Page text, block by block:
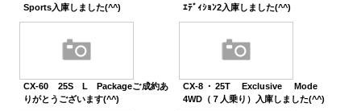
Sports入庫しました(^^)
ｴﾃﾞｨｼｮﾝ2入庫しました(^^)
CX-60 25S L Packageご成約あ
りがとうございます(^^)
CX-8・25T Exclusive Mode
4WD（７人乗り）入庫しました(^^)